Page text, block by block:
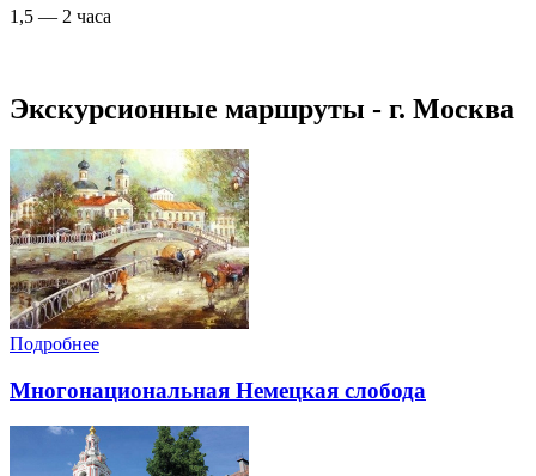
1,5 — 2 часа
Экскурсионные маршруты - г. Москва
Подробнее
Многонациональная Немецкая слобода